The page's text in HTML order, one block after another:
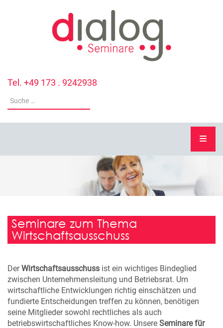
Tel. +49 173 . 9242938
Seminare zum Thema
Wirtschaftsausschuss
DerWirtschaftsausschuss ist ein wichtiges Bindeglied
zwischen Unternehmensleitung und Betriebsrat. Um
wirtschaftliche Entwicklungen richtig einschätzen und
fundierte Entscheidungen treffen zu können, benötigen
seine Mitglieder sowohl rechtliches als auch
betriebswirtschaftliches Know-how. Unsere Seminare für